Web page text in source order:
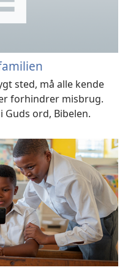
sted, må alle kende
forhindrer misbrug.
Guds ord, Bibelen.